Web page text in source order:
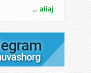
... aliaj